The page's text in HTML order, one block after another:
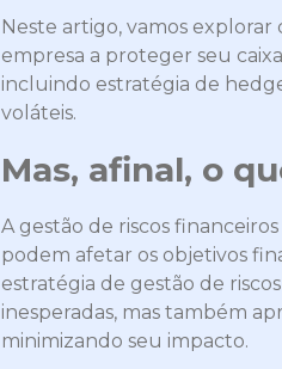
Neste artigo, vamos
empresa a proteger seu
incluindo estratégia de
voláteis.
Mas, afinal, o
A gestão de riscos
podem afetar os objetivos
estratégia de gestão de
inesperadas, mas também
minimizando seu impacto.